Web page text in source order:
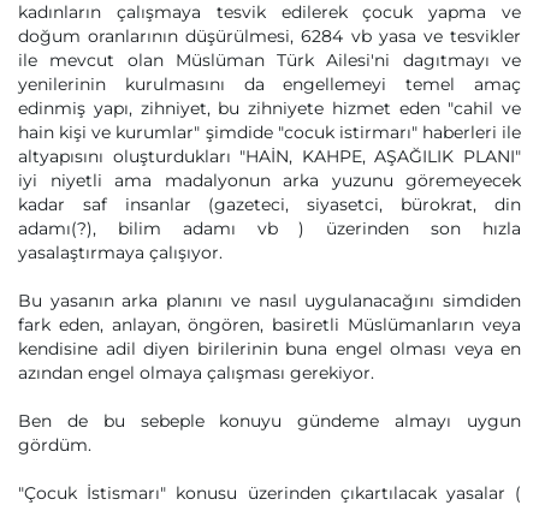
kadınların çalışmaya tesvik edilerek çocuk yapma ve
doğum oranlarının düşürülmesi, 6284 vb yasa ve tesvikler
ile mevcut olan Müslüman Türk Ailesi'ni dagıtmayı ve
yenilerinin kurulmasını da engellemeyi temel amaç
edinmiş yapı, zihniyet, bu zihniyete hizmet eden "cahil ve
hain kişi ve kurumlar" şimdide "cocuk istirmarı" haberleri ile
altyapısını oluşturdukları "HAİN, KAHPE, AŞAĞILIK PLANI"
iyi niyetli ama madalyonun arka yuzunu göremeyecek
kadar saf insanlar (gazeteci, siyasetci, bürokrat, din
adamı(?), bilim adamı vb ) üzerinden son hızla
yasalaştırmaya çalışıyor.
Bu yasanın arka planını ve nasıl uygulanacağını simdiden
fark eden, anlayan, öngören, basiretli Müslümanların veya
kendisine adil diyen birilerinin buna engel olması veya en
azından engel olmaya çalışması gerekiyor.
Ben de bu sebeple konuyu gündeme almayı uygun
gördüm.
"Çocuk İstismarı" konusu üzerinden çıkartılacak yasalar (